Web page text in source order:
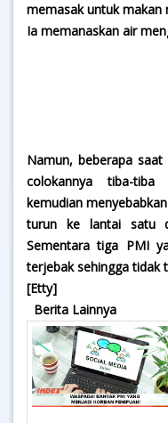
memasak untuk makan
Ia memanaskan air
Namun, beberapa
colokannya tiba-
kemudian
turun ke lantai satu
Sementara tiga PMI
terjebak sehingga tidak
[Etty]
Berita Lainnya